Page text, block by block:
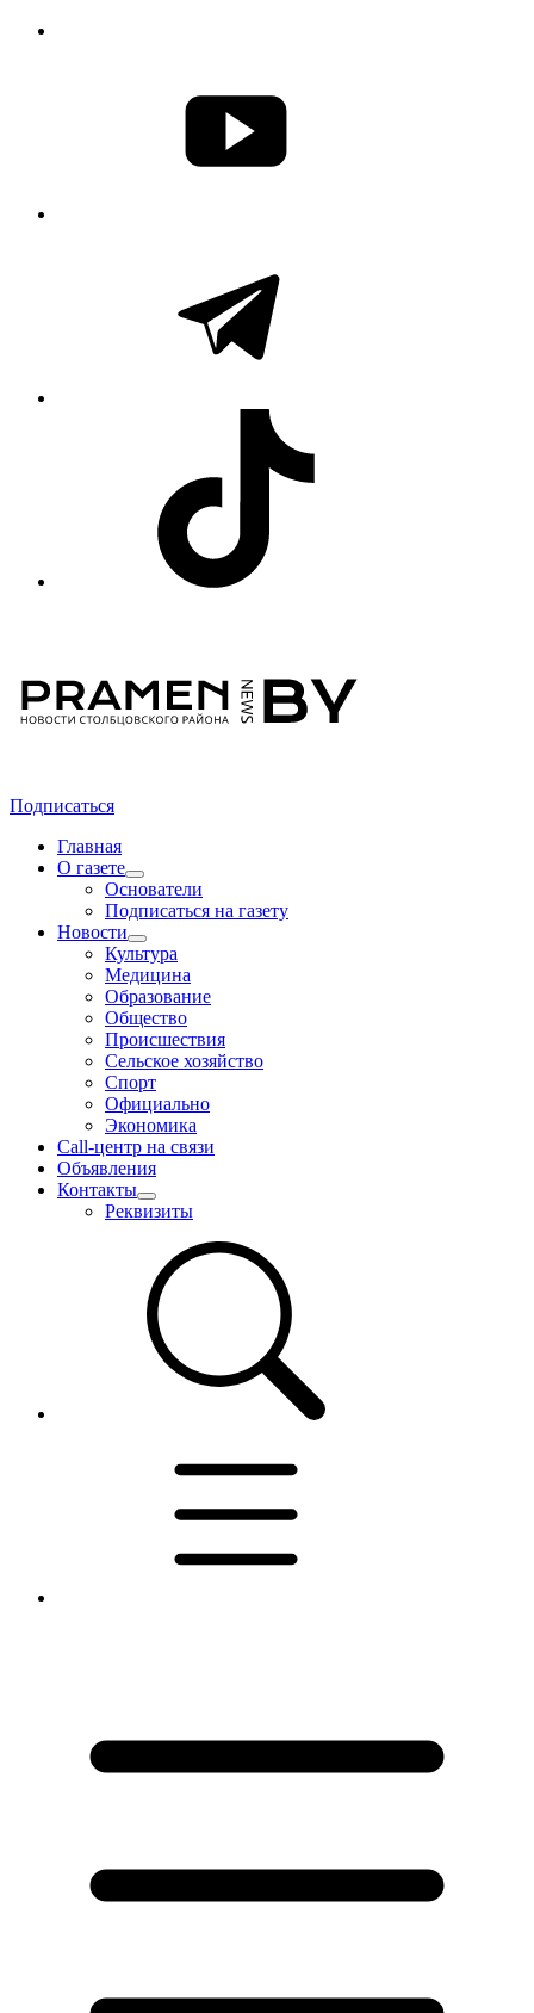
Подписаться
Главная
О газете
Основатели
Подписаться на газету
Новости
Культура
Медицина
Образование
Общество
Происшествия
Сельское хозяйство
Спорт
Официально
Экономика
Call-центр на связи
Объявления
Контакты
Реквизиты